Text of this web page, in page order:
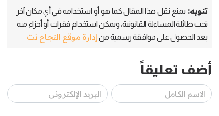
تنويه: يمنع نقل هذا المقال كما هو أو استخدامه في أي مكان آخر
تحت طائلة المساءلة القانونية، ويمكن استخدام فقرات أو أجزاء منه
بعد الحصول على موافقة رسمية من إدارة موقع النجاح نت
أضف تعليقاً